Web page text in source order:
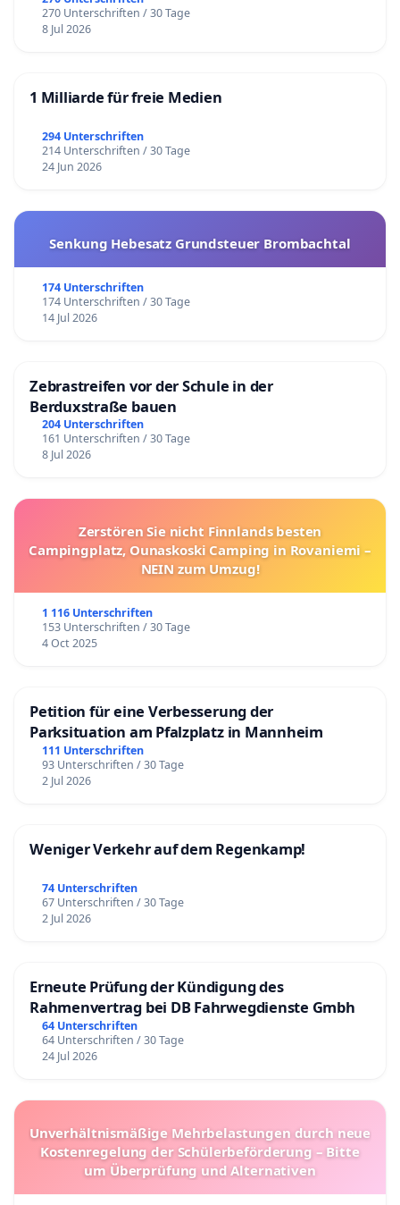
270 Unterschriften / 30 Tage
8 Jul 2026
1 Milliarde für freie Medien
294 Unterschriften
214 Unterschriften / 30 Tage
24 Jun 2026
Senkung Hebesatz Grundsteuer Brombachtal
174 Unterschriften
174 Unterschriften / 30 Tage
14 Jul 2026
Zebrastreifen vor der Schule in der
Berduxstraße bauen
204 Unterschriften
161 Unterschriften / 30 Tage
8 Jul 2026
Zerstören Sie nicht Finnlands besten
Campingplatz, Ounaskoski Camping in Rovaniemi –
NEIN zum Umzug!
1 116 Unterschriften
153 Unterschriften / 30 Tage
4 Oct 2025
Petition für eine Verbesserung der
Parksituation am Pfalzplatz in Mannheim
111 Unterschriften
93 Unterschriften / 30 Tage
2 Jul 2026
Weniger Verkehr auf dem Regenkamp!
74 Unterschriften
67 Unterschriften / 30 Tage
2 Jul 2026
Erneute Prüfung der Kündigung des
Rahmenvertrag bei DB Fahrwegdienste Gmbh
64 Unterschriften
64 Unterschriften / 30 Tage
24 Jul 2026
Unverhältnismäßige Mehrbelastungen durch neue
Kostenregelung der Schülerbeförderung – Bitte
um Überprüfung und Alternativen